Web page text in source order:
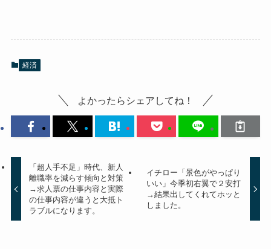
経済
よかったらシェアしてね！
「超人手不足」時代、新人
離職率を減らす傾向と対策
→求人票の仕事内容と実際
の仕事内容が違うと大抵ト
ラブルになります。
イチロー「景色がやっぱり
いい」今季初右翼で２安打
→結果出してくれてホッと
しました。